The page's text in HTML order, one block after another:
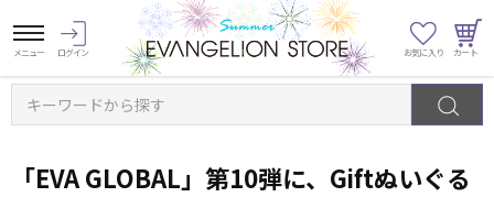
キーワードから探す
「EVA GLOBAL」第10弾に、Giftぬいぐる